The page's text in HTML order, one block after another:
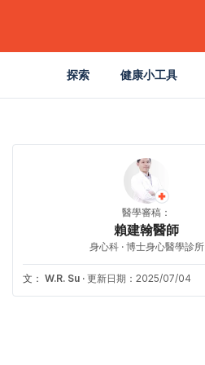
探索 健康小工具
醫學審稿：
賴建翰醫師
身心科 · 博士身心醫學診所
文： W.R. Su · 更新日期：2025/07/04